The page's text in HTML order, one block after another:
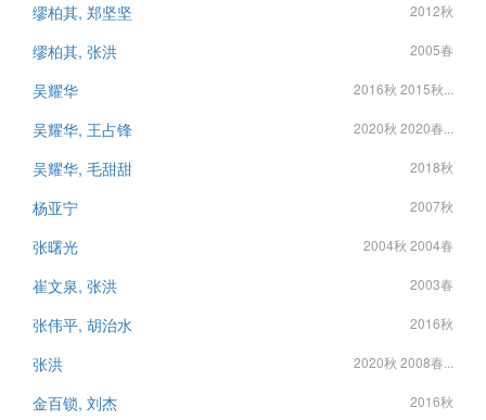
缪柏其, 郑坚坚 2012秋
缪柏其, 张洪 2005春
吴耀华 2016秋 2015秋...
吴耀华, 王占锋 2020秋 2020春...
吴耀华, 毛甜甜 2018秋
杨亚宁 2007秋
张曙光 2004秋 2004春
崔文泉, 张洪 2003春
张伟平, 胡治水 2016秋
张洪 2020秋 2008春...
金百锁, 刘杰 2016秋